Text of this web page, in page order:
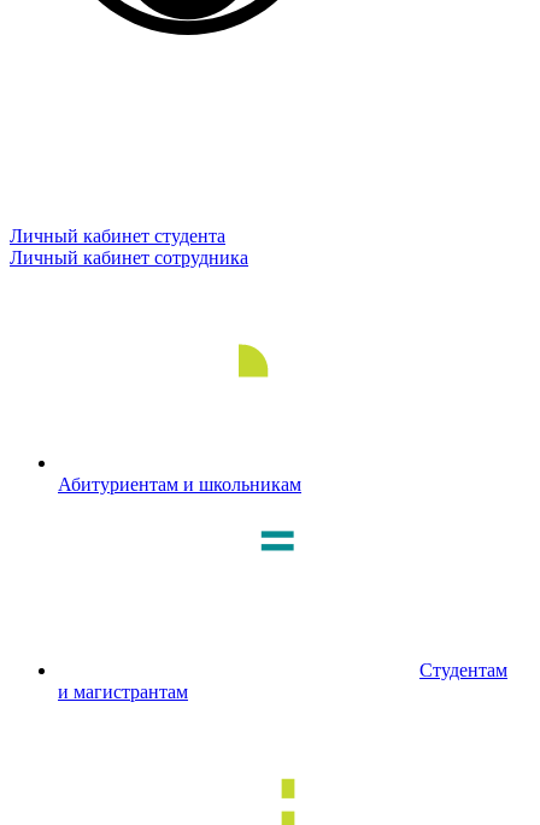
Личный кабинет студента
Личный кабинет сотрудника
Абитуриентам и школьникам
Студентам
и магистрантам